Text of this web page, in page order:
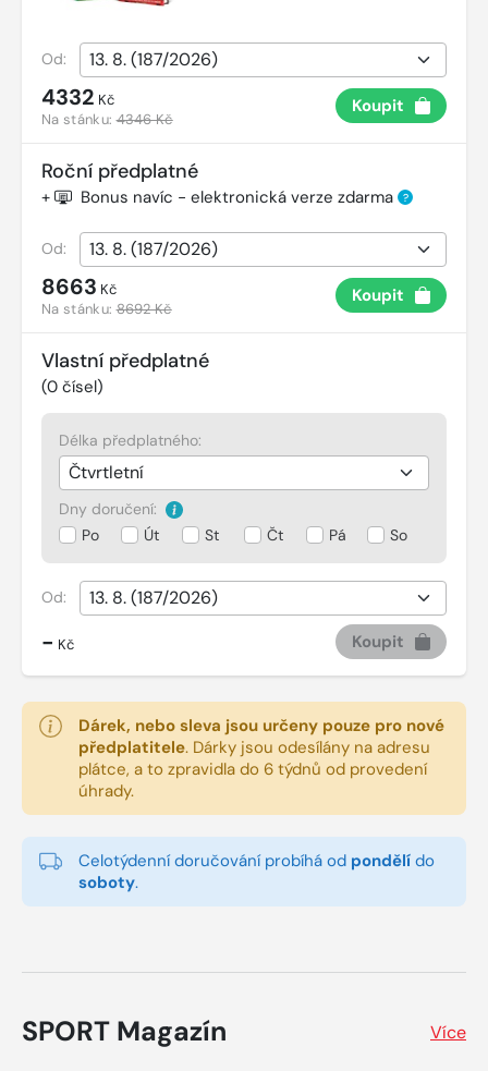
Od:
4332 Kč
Na stánku:4346 Kč
Koupit
Roční předplatné
+ Bonus navíc - elektronická verze zdarma ?
Od:
8663 Kč
Na stánku:8692 Kč
Koupit
Vlastní předplatné
(0 čísel)
Délka předplatného:
Dny doručení:
Po
Út St Čt Pá So
Od:
- Kč Koupit
Dárek, nebo sleva jsou určeny pouze pro nové
předplatitele. Dárky jsou odesílány na adresu
plátce, a to zpravidla do 6 týdnů od provedení
úhrady.
Celotýdenní doručování probíhá od pondělí do
soboty.
SPORT Magazín Více